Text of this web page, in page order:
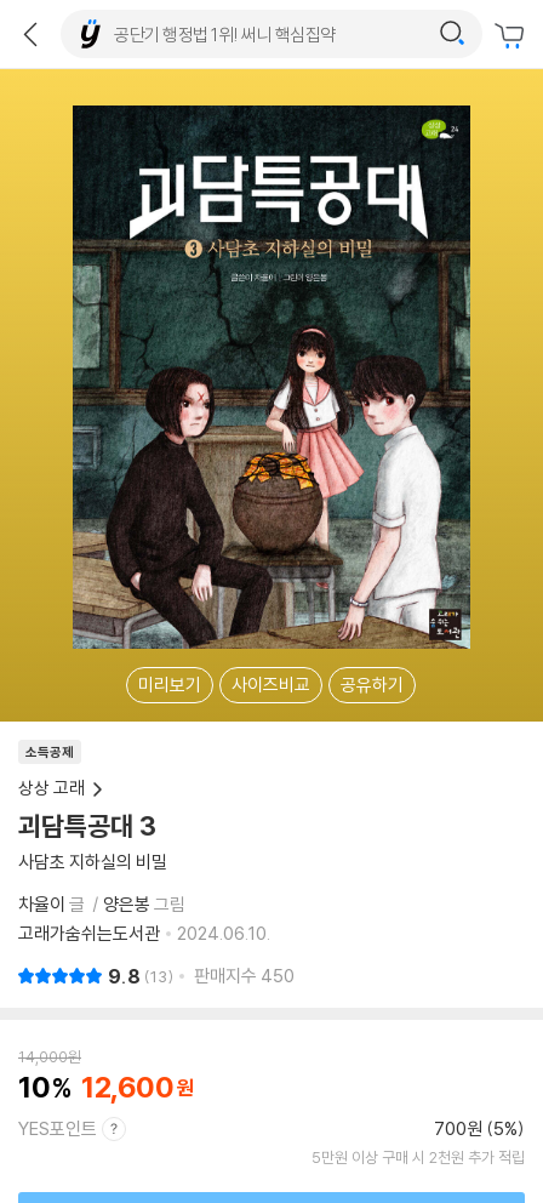
미리보기 사이즈비교 공유하기
소득공제
상상 고래
괴담특공대 3
사담초 지하실의 비밀
차율이 글 양은봉 그림
고래가숨쉬는도서관
2024.06.10.
9.8 13 판매지수 450
14,000원
10 12,600
YES포인트 700원 (5%)
5만원 이상 구매 시 2천원 추가 적립